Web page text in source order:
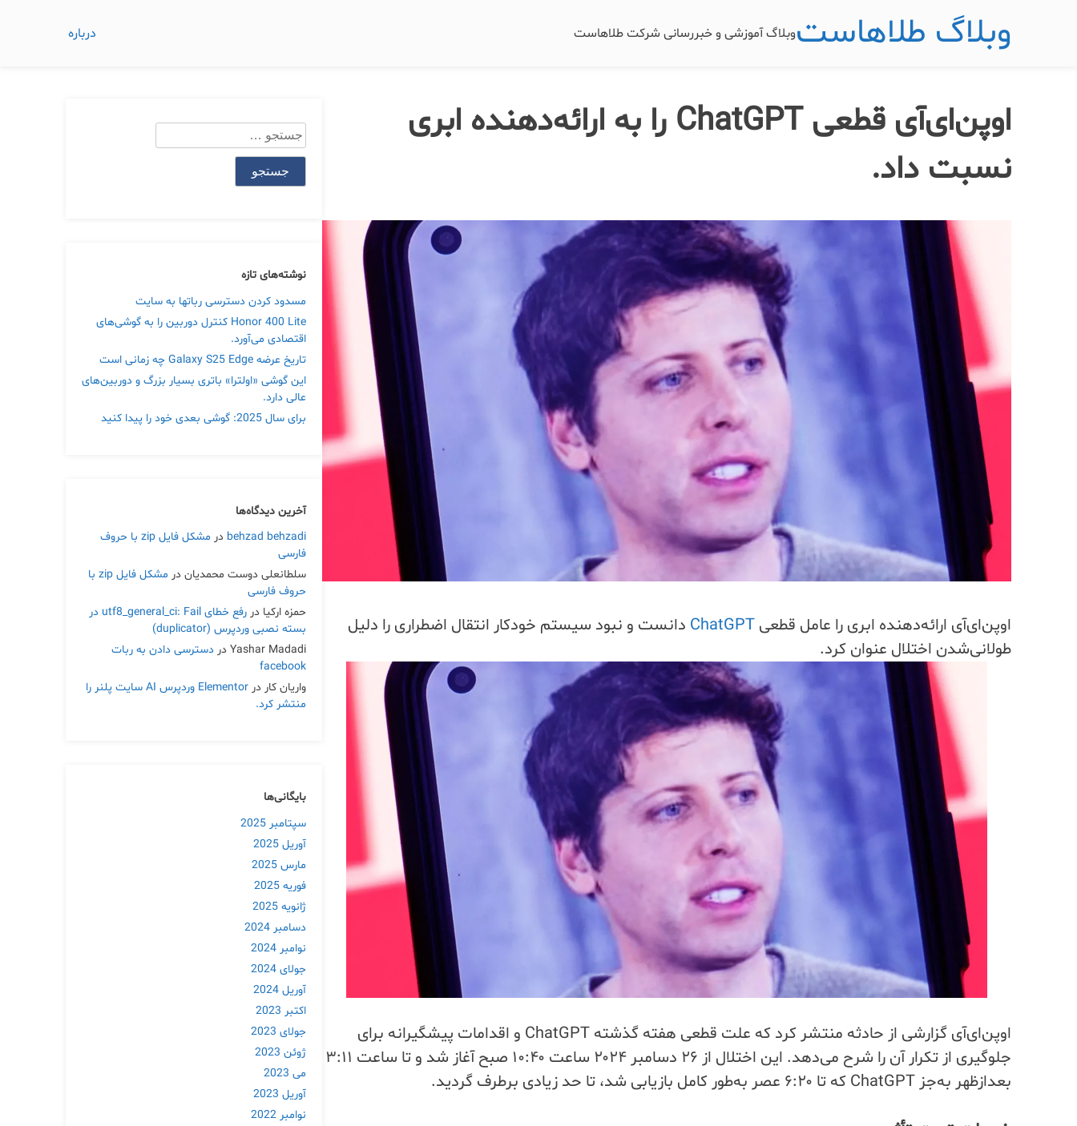
وبلاگ طلاهاستوبلاگ آموزشی و خبررسانی شرکت طلاهاست درباره
اوپن‌ای‌آی قطعی ChatGPT را به ارائه‌دهنده ابری
نسبت داد.
اوپن‌ای‌آی ارائه‌دهنده ابری را عامل قطعی ChatGPT دانست و نبود سیستم خودکار انتقال اضطراری را دلیل
طولانی‌شدن اختلال عنوان کرد.
اوپن‌ای‌آی گزارشی از حادثه منتشر کرد که علت قطعی هفته گذشته ChatGPT و اقدامات پیشگیرانه برای
جلوگیری از تکرار آن را شرح می‌دهد. این اختلال از ۲۶ دسامبر ۲۰۲۴ ساعت ۱۰:۴۰ صبح آغاز شد و تا ساعت ۳:۱۱
بعدازظهر به‌جز ChatGPT که تا ۶:۲۰ عصر به‌طور کامل بازیابی شد، تا حد زیادی برطرف گردید.
جستجو
برای:
نوشته‌های تازه
مسدود کردن دسترسی رباتها به سایت
Honor 400 Lite کنترل دوربین را به گوشی‌های
اقتصادی می‌آورد.
تاریخ عرضه Galaxy S25 Edge چه زمانی است
این گوشی «اولترا» باتری بسیار بزرگ و دوربین‌های
عالی دارد.
برای سال 2025: گوشی بعدی خود را پیدا کنید
آخرین دیدگاه‌ها
behzad behzadi در
مشکل فایل zip با حروف
فارسی
سلطانعلی دوست محمدیان در
مشکل فایل zip با
حروف فارسی
حمزه ارکیا در
رفع خطای utf8_general_ci: Fail در
بسته نصبی وردپرس (duplicator)
Yashar Madadi در دسترسی دادن به ربات
facebook
واریان کار در
Elementor وردپرس AI سایت پلنر را
منتشر کرد.
بایگانی‌ها
سپتامبر 2025
آوریل 2025
مارس 2025
فوریه 2025
ژانویه 2025
دسامبر 2024
نوامبر 2024
جولای 2024
آوریل 2024
اکتبر 2023
جولای 2023
ژوئن 2023
می 2023
آوریل 2023
نوامبر 2022